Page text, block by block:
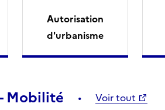
Autorisation
d'urbanisme
Mobilité Voir tout